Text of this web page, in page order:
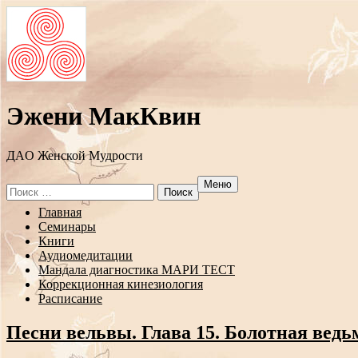
Эжени МакКвин
ДAO Женской Мудрости
Search
for:
Меню
Перейти
содержанию
Главная
Семинары
Книги
Аудиомедитации
Мандала диагностика МАРИ ТЕСТ
Коррекционная кинезиология
Расписание
Песни вельвы. Глава 15. Болотная